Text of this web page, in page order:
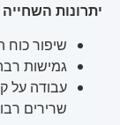
יתרונות השחייה
שיפור כוח
גמישות רבה
עבודה על
שרירים